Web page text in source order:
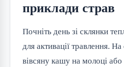
приклади страв
Почніть день зі склянки
для активації травлення.
вівсяну кашу на молоці